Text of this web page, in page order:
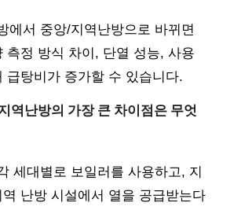
에서 중앙/지역난방으로 바뀌면
측정 방식 차이, 단열 성능, 사용
급탕비가 증가할 수 있습니다.
역난방의 가장 큰 차이점은 무엇
세대별로 보일러를 사용하고, 지
난방 시설에서 열을 공급받는다